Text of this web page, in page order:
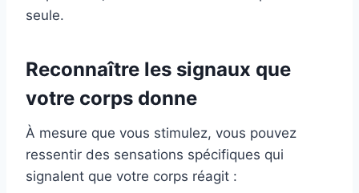
seule.
Reconnaître les signaux que
votre corps donne
À mesure que vous stimulez, vous pouvez
ressentir des sensations spécifiques qui
signalent que votre corps réagit :